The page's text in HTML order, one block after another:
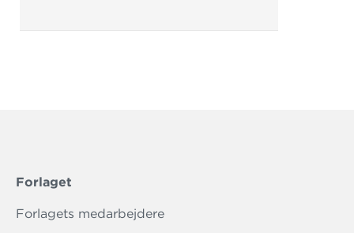
Forlaget
Forlagets medarbejdere